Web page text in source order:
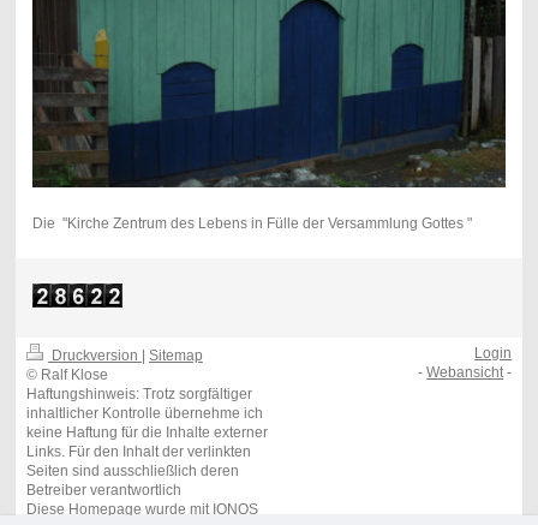
Die "Kirche Zentrum des Lebens in Fülle der Versammlung Gottes "
Druckversion | Sitemap
© Ralf Klose
Haftungshinweis: Trotz sorgfältiger
inhaltlicher Kontrolle übernehme ich
keine Haftung für die Inhalte externer
Links. Für den Inhalt der verlinkten
Seiten sind ausschließlich deren
Betreiber verantwortlich
Diese Homepage wurde mit IONOS
Login
-Webansicht -